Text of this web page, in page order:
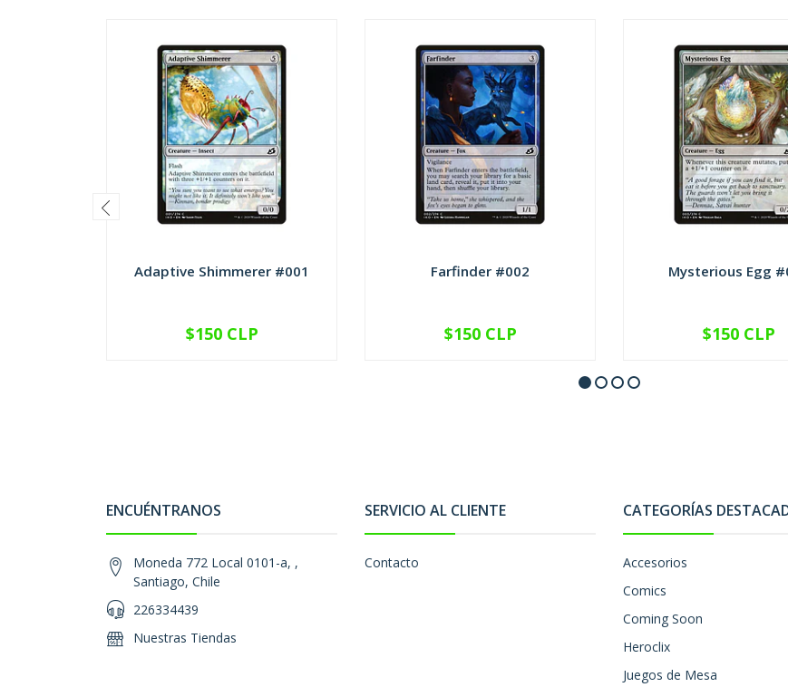
Adaptive Shimmerer #001
VER OPCIONES
$150 CLP
Farfinder #002
VER OPCIONES
$150 CLP
Mysterious Egg
VER OPCIONES
$150 CLP
ENCUÉNTRANOS
Moneda 772 Local 0101-a, ,
Santiago, Chile
226334439
Nuestras Tiendas
SERVICIO AL CLIENTE
Contacto
CATEGORÍAS
Accesorios
Comics
Coming Soon
Heroclix
Juegos de Mesa